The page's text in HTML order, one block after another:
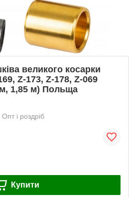
великого косарки
Z-173, Z-178, Z-069
1,85 м) Польща
Опт і роздріб
Купити